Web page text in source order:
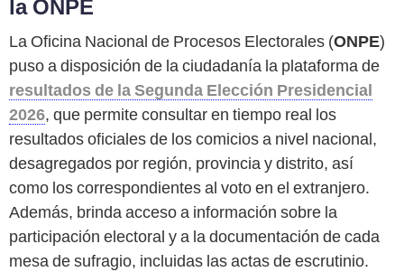
la ONPE
La Oficina Nacional de Procesos Electorales (ONPE)
puso a disposición de la ciudadanía la plataforma de
resultados de la Segunda Elección Presidencial
2026, que permite consultar en tiempo real los
resultados oficiales de los comicios a nivel nacional,
desagregados por región, provincia y distrito, así
como los correspondientes al voto en el extranjero.
Además, brinda acceso a información sobre la
participación electoral y a la documentación de cada
mesa de sufragio, incluidas las actas de escrutinio.